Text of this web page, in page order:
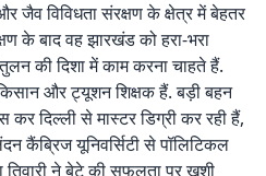
जैव विविधता संरक्षण के क्षेत्र में बेहतर
के बाद वह झारखंड को हरा-भरा
की दिशा में काम करना चाहते हैं.
और ट्यूशन शिक्षक हैं. बड़ी बहन
कर दिल्ली से मास्टर डिग्री कर रही हैं,
कैंब्रिज यूनिवर्सिटी से पॉलिटिकल
तिवारी ने बेटे की सफलता पर खुशी